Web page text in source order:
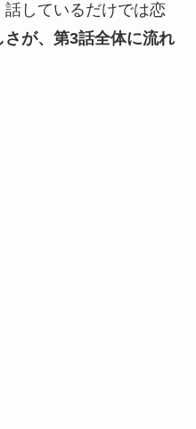
しているだけでは恋
さが、第3話全体に流れ